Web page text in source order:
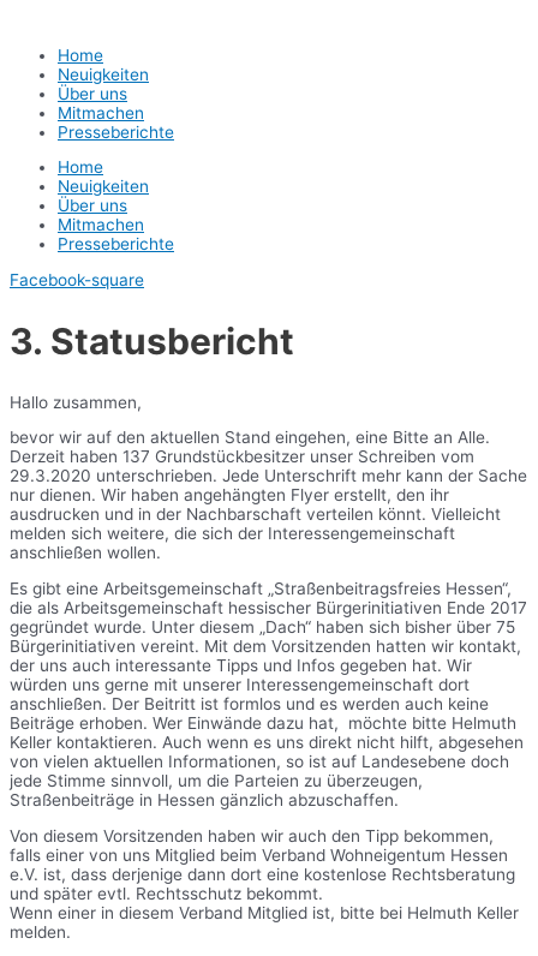
Home
Neuigkeiten
Über uns
Mitmachen
Presseberichte
Home
Neuigkeiten
Über uns
Mitmachen
Presseberichte
Facebook-square
3. Statusbericht
Hallo zusammen,
bevor wir auf den aktuellen Stand eingehen, eine Bitte an Alle.
Derzeit haben 137 Grundstückbesitzer unser Schreiben vom
29.3.2020 unterschrieben. Jede Unterschrift mehr kann der Sache
nur dienen. Wir haben angehängten Flyer erstellt, den ihr
ausdrucken und in der Nachbarschaft verteilen könnt. Vielleicht
melden sich weitere, die sich der Interessengemeinschaft
anschließen wollen.
Es gibt eine Arbeitsgemeinschaft „Straßenbeitragsfreies Hessen“,
die als Arbeitsgemeinschaft hessischer Bürgerinitiativen Ende 2017
gegründet wurde. Unter diesem „Dach“ haben sich bisher über 75
Bürgerinitiativen vereint. Mit dem Vorsitzenden hatten wir kontakt,
der uns auch interessante Tipps und Infos gegeben hat. Wir
würden uns gerne mit unserer Interessengemeinschaft dort
anschließen. Der Beitritt ist formlos und es werden auch keine
Beiträge erhoben. Wer Einwände dazu hat, möchte bitte Helmuth
Keller kontaktieren. Auch wenn es uns direkt nicht hilft, abgesehen
von vielen aktuellen Informationen, so ist auf Landesebene doch
jede Stimme sinnvoll, um die Parteien zu überzeugen,
Straßenbeiträge in Hessen gänzlich abzuschaffen.
Von diesem Vorsitzenden haben wir auch den Tipp bekommen,
falls einer von uns Mitglied beim Verband Wohneigentum Hessen
e.V. ist, dass derjenige dann dort eine kostenlose Rechtsberatung
und später evtl. Rechtsschutz bekommt.
Wenn einer in diesem Verband Mitglied ist, bitte bei Helmuth Keller
melden.